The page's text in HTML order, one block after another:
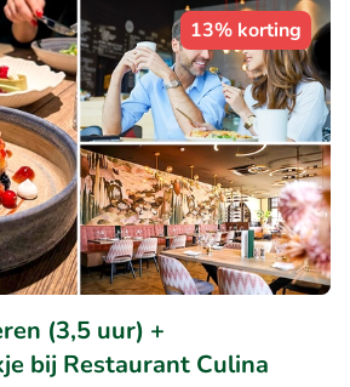
13% korting
(3,5 uur) +
bij Restaurant Culina